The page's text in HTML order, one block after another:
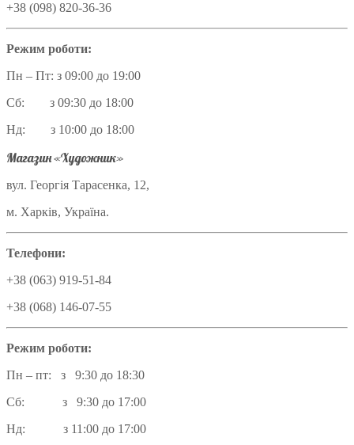
+38 (098) 820-36-36
Режим роботи:
Пн – Пт: з 09:00 до 19:00
Сб: з 09:30 до 18:00
Нд: з 10:00 до 18:00
Магазин «Художник»
вул. Георгія Тарасенка, 12,
м. Харків, Україна.
Телефони:
+38 (063) 919-51-84
+38 (068) 146-07-55
Режим роботи:
Пн – пт: з 9:30 до 18:30
Сб: з 9:30 до 17:00
Нд: з 11:00 до 17:00